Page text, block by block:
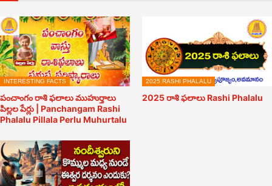
INTERESTING FACTS
పంచాంగం రాశి ఫలాలు ముహుర్తాలు
పిల్లల పేర్లు | Panchangam Rashi
Phalalu Pillala Perlu Muhurtalu
2025 RASHI PHALALU
2025 రాశి ఫలాలు Rashi Phalalu